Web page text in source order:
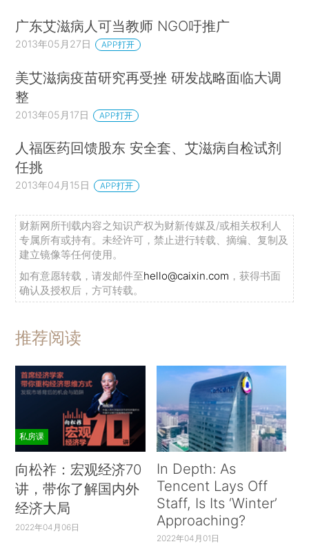
广东艾滋病人可当教师 NGO吁推广
2013年05月27日 APP打开
美艾滋病疫苗研究再受挫 研发战略面临大调
整
2013年05月17日 APP打开
人福医药回馈股东 安全套、艾滋病自检试剂
任挑
2013年04月15日 APP打开
财新网所刊载内容之知识产权为财新传媒及/或相关权利人
专属所有或持有。未经许可，禁止进行转载、摘编、复制及
建立镜像等任何使用。
如有意愿转载，请发邮件至hello@caixin.com ，获得书面
确认及授权后，方可转载。
推荐阅读
私房课
向松祚：宏观经济70
讲，带你了解国内外
经济大局
2022年04月06日
In Depth: As
Tencent Lays Off
Staff, Is Its ‘Winter’
Approaching?
2022年04月01日